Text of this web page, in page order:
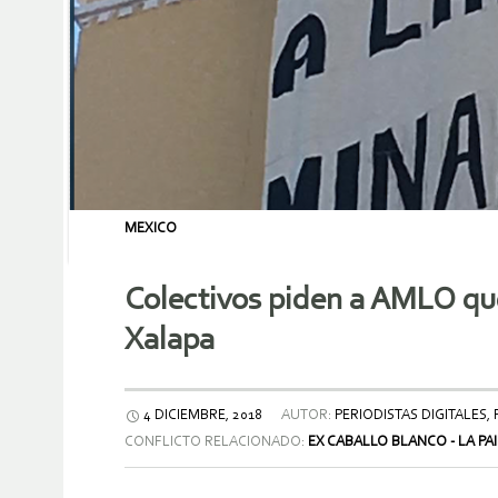
MEXICO
Colectivos piden a AMLO
Xalapa
4 DICIEMBRE, 2018 AUTOR: PERIODISTAS
CONFLICTO RELACIONADO: EX CABALLO BLANCO - LA